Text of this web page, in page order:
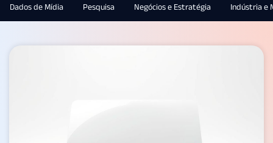
Dados de Mídia Pesquisa Negócios e Estratégia Indústria e